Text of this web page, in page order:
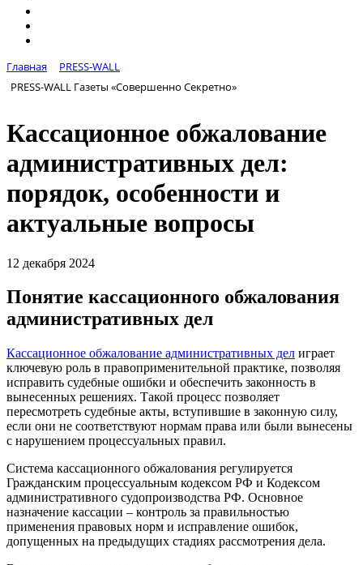
Главная
PRESS-WALL
PRESS-WALL Газеты «Совершенно Секретно»
Кассационное обжалование
административных дел:
порядок, особенности и
актуальные вопросы
12 декабря 2024
Понятие кассационного обжалования
административных дел
Кассационное обжалование административных дел играет
ключевую роль в правоприменительной практике, позволяя
исправить судебные ошибки и обеспечить законность в
вынесенных решениях. Такой процесс позволяет
пересмотреть судебные акты, вступившие в законную силу,
если они не соответствуют нормам права или были вынесены
с нарушением процессуальных правил.
Система кассационного обжалования регулируется
Гражданским процессуальным кодексом РФ и Кодексом
административного судопроизводства РФ. Основное
назначение кассации – контроль за правильностью
применения правовых норм и исправление ошибок,
допущенных на предыдущих стадиях рассмотрения дела.